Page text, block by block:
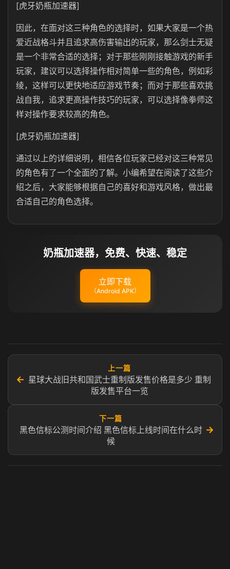
[虎牙奶瓶加速器]
因此，在面对这三种角色的选择时，如果大家是一个热
爱近战格斗并且追求高伤害输出的玩家，那么剑士无疑
是一个非常合适的选择；对于那些刚刚接触游戏的新手
玩家，建议可以选择操作相对简单一些的角色，例如彩
绫，这样可以更快地适应游戏节奏；而对于那些喜欢挑
战自我，追求更高操作技巧的玩家，可以选择像拳师这
样对操作要求较高的角色。
[虎牙奶瓶加速器]
通过以上的详细说明，相信各位玩家已经对这三种常见
的角色有了一个全面的了解。小编希望在阅读了这些介
绍之后，大家能够根据自己的喜好和游戏风格，做出最
合适自己的角色选择。‌
奶瓶加速器，免费、快速、稳定
立即下载
（Android APK）
←
上一篇
星球大战旧共和国武士重制版发售价格是多少 重制
版发售平台一览
下一篇
黑色信标公测时间介绍 黑色信标上线时间在什么时
候
→